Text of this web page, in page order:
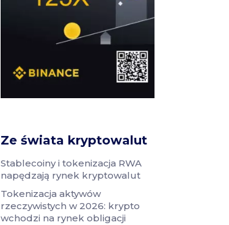
Ze świata kryptowalut
Stablecoiny i tokenizacja RWA
napędzają rynek kryptowalut
Tokenizacja aktywów
rzeczywistych w 2026: krypto
wchodzi na rynek obligacji